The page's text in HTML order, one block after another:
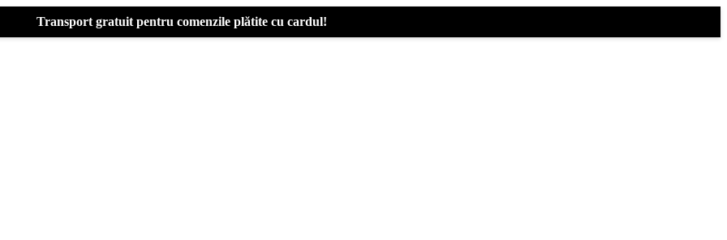
Transport gratuit pentru comenzile plătite cu cardul!